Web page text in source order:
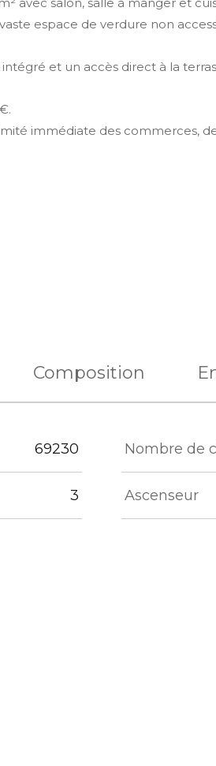
espace de verdure non
et un accès direct à la
immédiate des commerces,
Composition
69230 Nombre de
3 Ascenseur